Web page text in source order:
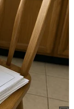
kiếm cứu
yêu cầu chủ
bảo an toàn